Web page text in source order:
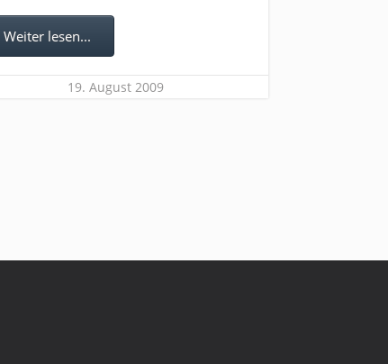
Weiter lesen...
19. August 2009